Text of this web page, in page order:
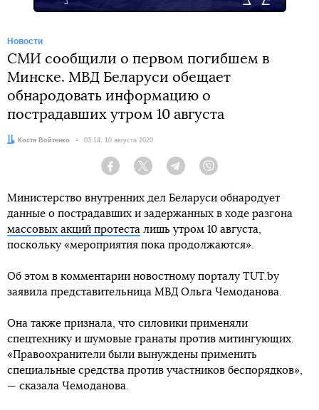
Новости
СМИ сообщили о первом погибшем в
Минске. МВД Беларуси обещает
обнародовать информацию о
пострадавших утром 10 августа
Автор:Костя Войтенко Дата:
03:14, 10 августа 2020
Facebook Twitter Telegram
Министерство внутренних дел Беларуси обнародует
данные о пострадавших и задержанных в ходе разгона
массовых акций протеста лишь утром 10 августа,
поскольку «мероприятия пока продолжаются».
Об этом в комментарии новостному порталу TUT.by
заявила представительница МВД Ольга Чемоданова.
Она также признала, что силовики применяли
спецтехнику и шумовые гранаты против митингующих.
«Правоохранители были вынуждены применить
специальные средства против участников беспорядков»,
— сказала Чемоданова.